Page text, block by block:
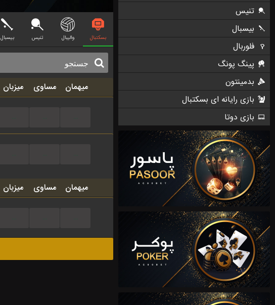
تنیس
بیسبال
فلوربال
پینگ پونگ
بدمینتون
بازی رایانه ای بسکتبال
بازی دوتا
بسکتبال والیبال تنیس بیسبال
میزبان مساوی میهمان
میزبان مساوی میهمان